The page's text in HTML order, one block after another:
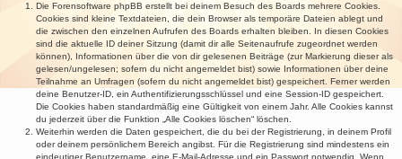
Die Forensoftware phpBB erstellt bei deinem Besuch des Boards mehrere Cookies.
Cookies sind kleine Textdateien, die dein Browser als temporäre Dateien ablegt und
die zwischen den einzelnen Aufrufen des Boards erhalten bleiben. In diesen Cookies
sind die aktuelle ID deiner Sitzung (damit dir alle Seitenaufrufe zugeordnet werden
können), Informationen über die von dir gelesenen Beiträge (zur Markierung dieser als
gelesen/ungelesen; sofern du nicht angemeldet bist) sowie Informationen über deine
Teilnahme an Umfragen (sofern du nicht angemeldet bist) gespeichert. Ferner werden
deine Benutzer-ID, ein Authentifizierungsschlüssel und eine Session-ID gespeichert.
Die Cookies haben standardmäßig eine Gültigkeit von einem Jahr. Alle Cookies kannst
du jederzeit über die Funktion „Alle Cookies löschen“ löschen.
Weiterhin werden die Daten gespeichert, die du bei der Registrierung, in deinem Profil
oder deinem persönlichem Bereich angibst. Für die Registrierung sind mindestens ein
eindeutiger Benutzername, eine E-Mail-Adresse und ein Passwort notwendig. Wenn